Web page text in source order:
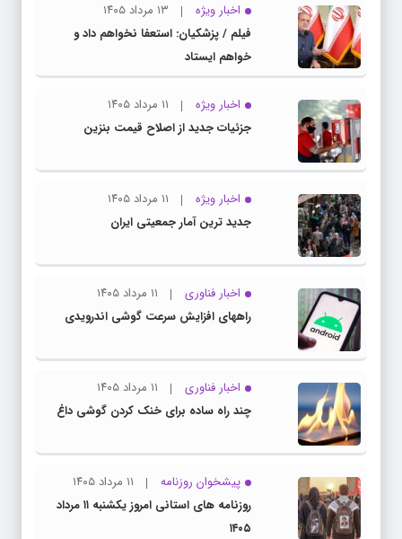
اخبار ویژه
۱۳ مرداد ۱۴۰۵
فیلم / پزشکیان: استعفا نخواهم داد و
خواهم ایستاد
اخبار ویژه
۱۱ مرداد ۱۴۰۵
جزئیات جدید از اصلاح قیمت بنزین
اخبار ویژه
۱۱ مرداد ۱۴۰۵
جدید ترین آمار جمعیتی ایران
اخبار فناوری
۱۱ مرداد ۱۴۰۵
راههای افزایش سرعت گوشی اندرویدی
اخبار فناوری
۱۱ مرداد ۱۴۰۵
چند راه‌ ساده برای خنک کردن گوشی داغ
پیشخوان روزنامه
۱۱ مرداد ۱۴۰۵
روزنامه های استانی امروز یکشنبه ۱۱ مرداد
۱۴۰۵